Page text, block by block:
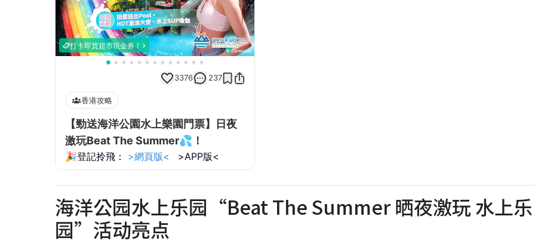
海洋公园水上乐园“Beat The Summer 晒夜激玩 水上乐
园”活动亮点